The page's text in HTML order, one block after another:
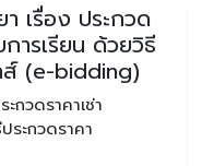
า เรื่อง ประกวด
ารเรียน ด้วยวิธี
ส์ (e-bidding)
กวดราคาเช่า
ระกวดราคา